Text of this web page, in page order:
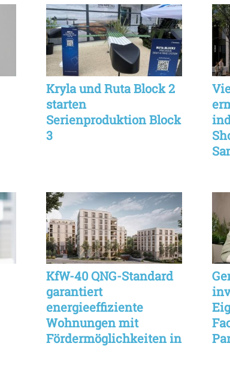
Kryla und Ruta Block 2
starten
Serienproduktion Block
3
KfW-40 QNG-Standard
garantiert
energieeffiziente
Wohnungen mit
Fördermöglichkeiten in